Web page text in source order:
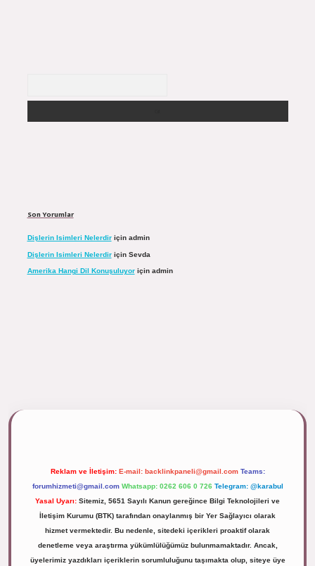
Son Yorumlar
Dişlerin Isimleri Nelerdiriçin admin
Dişlerin Isimleri Nelerdiriçin Sevda
Amerika Hangi Dil Konuşuluyoriçin admin
Reklam ve İletişim: E-mail: backlinkpaneli@gmail.com Teams:
forumhizmeti@gmail.com Whatsapp: 0262 606 0 726 Telegram: @karabul
Yasal Uyarı: Sitemiz, 5651 Sayılı Kanun gereğince Bilgi Teknolojileri ve
İletişim Kurumu (BTK) tarafından onaylanmış bir Yer Sağlayıcı olarak
hizmet vermektedir. Bu nedenle, sitedeki içerikleri proaktif olarak
denetleme veya araştırma yükümlülüğümüz bulunmamaktadır. Ancak,
üyelerimiz yazdıkları içeriklerin sorumluluğunu taşımakta olup, siteye üye